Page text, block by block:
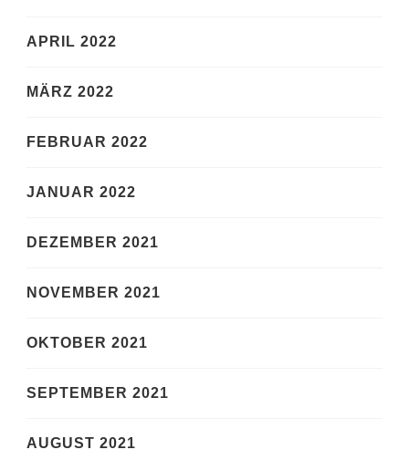
APRIL 2022
MÄRZ 2022
FEBRUAR 2022
JANUAR 2022
DEZEMBER 2021
NOVEMBER 2021
OKTOBER 2021
SEPTEMBER 2021
AUGUST 2021